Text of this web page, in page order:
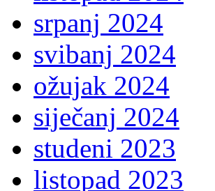
srpanj 2024
svibanj 2024
ožujak 2024
siječanj 2024
studeni 2023
listopad 2023